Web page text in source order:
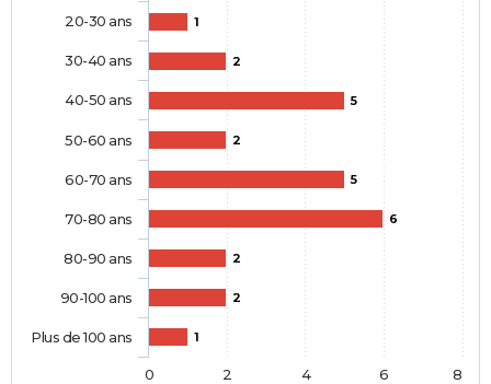
1
2
5
2
5
6
2
2
1
20-30 ans
30-40 ans
40-50 ans
50-60 ans
60-70 ans
70-80 ans
80-90 ans
90-100 ans
Plus de 100 ans
0 2 4 6 8